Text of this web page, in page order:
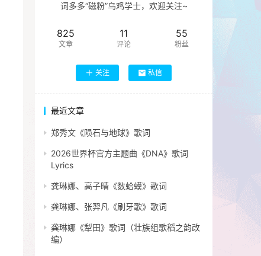
词多多“磁粉”乌鸡学士，欢迎关注~
825
文章
11
评论
55
粉丝
关注 私信
最近文章
郑秀文《陨石与地球》歌词
2026世界杯官方主题曲《DNA》歌词
Lyrics
龚琳娜、高子晴《数蛤蟆》歌词
龚琳娜、张羿凡《刷牙歌》歌词
龚琳娜《犁田》歌词（壮族组歌稻之韵改
编）